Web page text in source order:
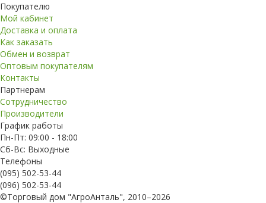
Покупателю
Мой кабинет
Доставка и оплата
Как заказать
Обмен и возврат
Оптовым покупателям
Контакты
Партнерам
Сотрудничество
Производители
График работы
Пн-Пт: 09:00 - 18:00
Сб-Вс: Выходные
Телефоны
(095) 502-53-44
(096) 502-53-44
©Торговый дом "АгроАнталь", 2010–2026